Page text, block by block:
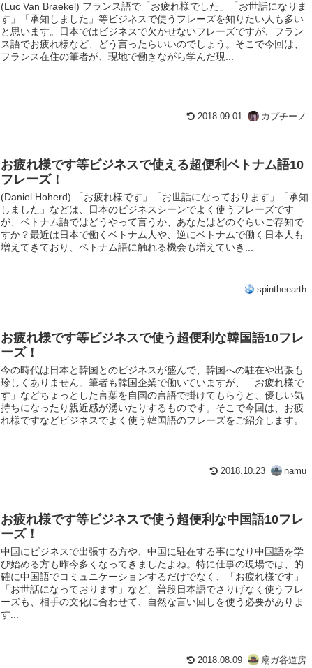
(Luc Van Braekel) フランス語で「お疲れ様でした」「お世話になりま
す」「承知しました」等ビジネスで使うフレーズを知りたい人も多い
と思います。日本ではビジネスで欠かせないフレーズですが、フラン
ス語でお疲れ様など、どう言ったらいいのでしょう。そこで今回は、
フランス在住の筆者が、現地で働きながら学んだ現...
2018.09.01 カプチーノ
お疲れ様です等ビジネスで使える超便利ベトナム語10
フレーズ！
(Daniel Hoherd) 「お疲れ様です」「お世話になっております」「承知
しました」などは、日本のビジネスシーンでよく使うフレーズです
が、ベトナム語ではどうやって言うか、あなたはどのぐらいご存知で
すか？最近は日本で働くベトナム人や、逆にベトナムで働く日本人も
増えてきており、ベトナム語に触れる機会も増えていき...
spintheearth
お疲れ様です等ビジネスで使う超便利な韓国語10フレ
ーズ！
今の時代は日本と韓国とのビジネスが盛んで、韓国への駐在や出張も
珍しくありません。筆者も韓国企業で働いていますが、「お疲れ様で
す」などちょっとした言葉を自国の言語で掛けてもらうと、優しい気
持ちになったり親近感が湧いたりするものです。そこで今回は、お疲
れ様ですなどビジネスでよく使う韓国語のフレーズをご紹介します。
2018.10.23 namu
お疲れ様です等ビジネスで使う超便利な中国語10フレ
ーズ！
中国にビジネスで出張する方や、中国に駐在する事になり中国語を学
び始める方も昨今多くなってきましたよね。特に仕事の現場では、的
確に中国語でコミュニケーションするだけでなく、「お疲れ様です」
「お世話になっております」など、普段日本語でさりげなく使うフレ
ーズも、相手の文化に合わせて、自然な言い回しを使う必要がありま
す...
2018.08.09 扇ガ谷道房